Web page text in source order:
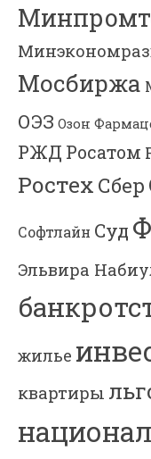
Мосбиржа
ОЭЗ Озон
РЖД Росатом
Ростех Сбер
Софтлайн Суд
Эльвира
жилье
квартиры